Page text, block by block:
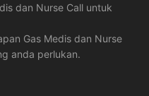
dan Nurse Call untuk
Gas Medis dan Nurse
anda perlukan.